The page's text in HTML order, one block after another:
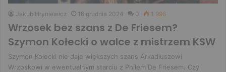
Jakub Hryniewicz 16 grudnia 2024 0 1 996
Wrzosek bez szans z De Friesem?
Szymon Kołecki o walce z mistrzem KSW
Szymon Kołecki nie daje większych szans Arkadiuszowi
Wrzoskowi w ewentualnym starciu z Philem De Friesem. Czy